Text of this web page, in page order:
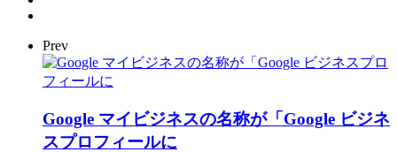
Prev
Google マイビジネスの名称が「Google ビジネ
スプロフィールに